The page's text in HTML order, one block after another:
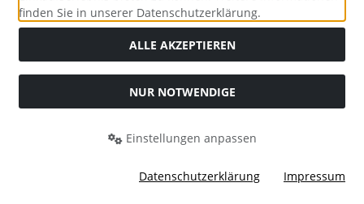
Alle Preise inkl. gesetzl. MwSt. zzgl.Versandkosten
durchgestrichenen Preise entsprechen dem bisherigen Preis
Merrys Bastelstübchen - Der kreative Shop für Bastelfans. ©
finden Sie in unserer Datenschutzerklärung.
ALLE AKZEPTIEREN
NUR NOTWENDIGE
Einstellungen anpassen
Datenschutzerklärung Impressum